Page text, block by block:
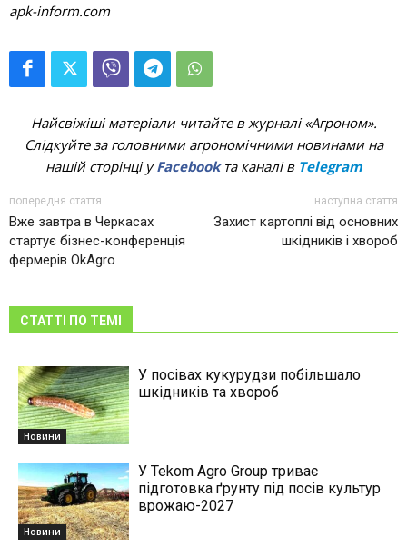
apk-inform.com
Найсвіжіші матеріали читайте в журналі «Агроном».
Слідкуйте за головними агрономічними новинами на
нашій сторінці уFacebookта каналі в Telegram
попередня стаття
Вже завтра в Черкасах
стартує бізнес-конференція
фермерів OkAgro
наступна стаття
Захист картоплі від основних
шкідників і хвороб
СТАТТІ ПО ТЕМІ
Новини
У посівах кукурудзи побільшало
шкідників та хвороб
Новини
У Tekom Agro Group триває
підготовка ґрунту під посів культур
врожаю-2027